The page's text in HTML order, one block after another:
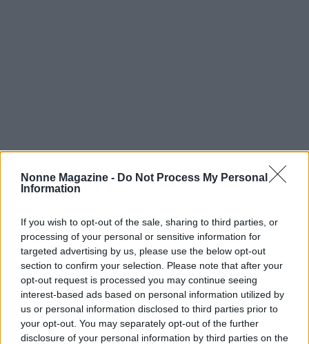
Nonne Magazine - Do Not Process My Personal
Information
If you wish to opt-out of the sale, sharing to third parties, or
processing of your personal or sensitive information for
targeted advertising by us, please use the below opt-out
section to confirm your selection. Please note that after your
opt-out request is processed you may continue seeing
interest-based ads based on personal information utilized by
us or personal information disclosed to third parties prior to
your opt-out. You may separately opt-out of the further
disclosure of your personal information by third parties on the
Continua a leggere
NEWS